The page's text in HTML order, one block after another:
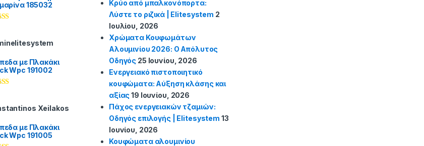
185032
με Πλακάκι
Wpc 191002
Xeilakos
με Πλακάκι
Wpc 191005
Κρύο από μπαλκονόπορτα:
Λύστε το ριζικά | Elitesystem 2
Ιουλίου, 2026
Χρώματα Κουφωμάτων
Αλουμινίου 2026: Ο Απόλυτος
Οδηγός 25 Ιουνίου, 2026
Ενεργειακό πιστοποιητικό
κουφώματα: Αύξηση κλάσης και
αξίας19 Ιουνίου, 2026
Πάχος ενεργειακών τζαμιών:
Οδηγός επιλογής | Elitesystem 13
Ιουνίου, 2026
Κουφώματα αλουμινίου